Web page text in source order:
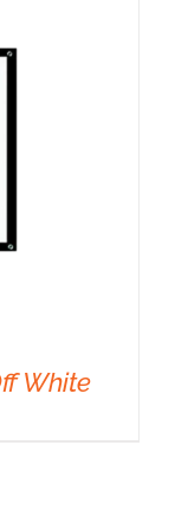
White